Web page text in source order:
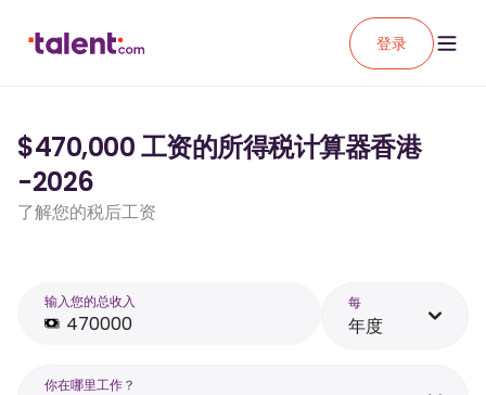
登录
$470,000 工资的所得税计算器香港
-2026
了解您的税后工资
输入您的总收入 每
年度
你在哪里工作？